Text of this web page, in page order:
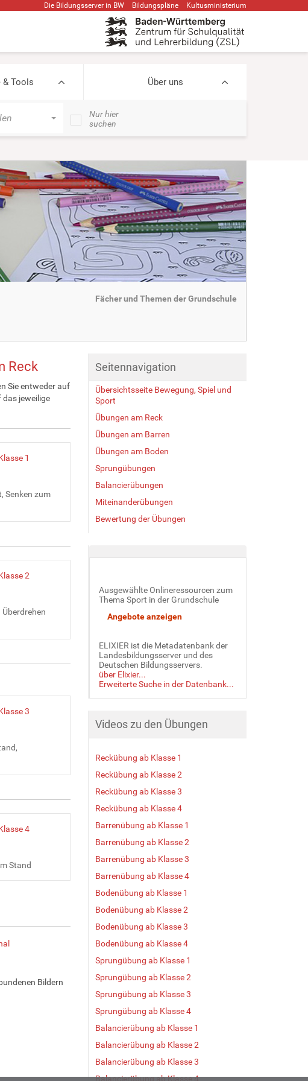
Die Bildungsserver in BW Bildungspläne Kultusministerium
& Tools Über uns
Nur hier
suchen
Fächer und Themen der Grundschule
Reck
Sie entweder auf
jeweilige
1
Senken zum
2
3
4
Stand
Bildern
Seitennavigation
Übersichtsseite Bewegung, Spiel und
Sport
Übungen am Reck
Übungen am Barren
Übungen am Boden
Sprungübungen
Balancierübungen
Miteinanderübungen
Bewertung der Übungen
Ausgewählte Onlineressourcen zum
Thema Sport in der Grundschule
ELIXIER ist die Metadatenbank der
Landesbildungsserver und des
Deutschen Bildungsservers.
über Elixier...
Erweiterte Suche in der Datenbank...
Videos zu den Übungen
Reckübung ab Klasse 1
Reckübung ab Klasse 2
Reckübung ab Klasse 3
Reckübung ab Klasse 4
Barrenübung ab Klasse 1
Barrenübung ab Klasse 2
Barrenübung ab Klasse 3
Barrenübung ab Klasse 4
Bodenübung ab Klasse 1
Bodenübung ab Klasse 2
Bodenübung ab Klasse 3
Bodenübung ab Klasse 4
Sprungübung ab Klasse 1
Sprungübung ab Klasse 2
Sprungübung ab Klasse 3
Sprungübung ab Klasse 4
Balancierübung ab Klasse 1
Balancierübung ab Klasse 2
Balancierübung ab Klasse 3
Balancierübung ab Klasse 4